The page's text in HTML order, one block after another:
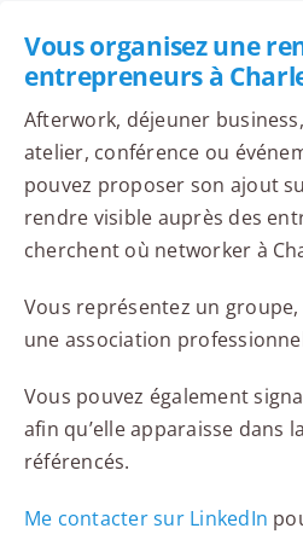
Vous organisez une
entrepreneurs à
Afterwork, déjeuner
atelier, conférence ou
pouvez proposer son ajout
rendre visible auprès des
cherchent où networker à
Vous représentez un groupe,
une association
Vous pouvez également
afin qu’elle apparaisse dans
référencés.
Me contacter sur LinkedIn